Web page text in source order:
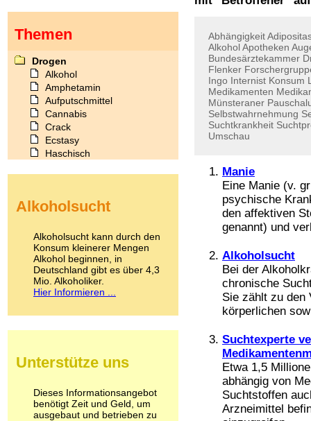
Abhängigkeit
AlkoholApotheken
Bundesärztekammer
Flenker
Ingo Internist Konsum
Medikamenten
Münsteraner
Selbstwahrnehmung
Suchtkrankheit
Umschau
Manie
Eine Manie (v.
psychische
den affektiven
genannt) und
Alkoholsucht
Bei der
chronische
Sie zählt zu den
körperlichen
Suchtexperte
Etwa 1,5
abhängig von
Suchtstoffen
Arzneimittel
Themen
Drogen
Alkohol
Amphetamin
Aufputschmittel
Cannabis
Crack
Ecstasy
Haschisch
Kokain
LSD
Marihuana
Medikamente
Meskalin
Metamphetamin
Methadon
Pilze
Psychopharmaka
Schlafmittel
Schmerzmittel
Alkoholsucht
Alkoholsucht kann durch den
Konsum kleinerer Mengen
Alkohol beginnen, in
Deutschland gibt es über 4,3
Mio. Alkoholiker.
Hier Informieren ...
Unterstütze uns
Dieses Informationsangebot
benötigt Zeit und Geld, um
ausgebaut und betrieben zu